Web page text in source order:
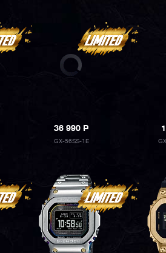
36 990P
GX-56SS-1E